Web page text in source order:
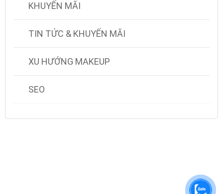
KHUYẾN MÃI
TIN TỨC & KHUYẾN MÃI
XU HƯỚNG MAKEUP
SEO